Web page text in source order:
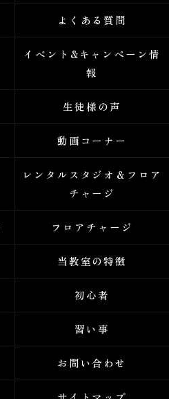
よくある質問
イベント&キャンペーン情
報
生徒様の声
動画コーナー
レンタルスタジオ＆フロア
チャージ
フロアチャージ
当教室の特徴
初心者
習い事
お問い合わせ